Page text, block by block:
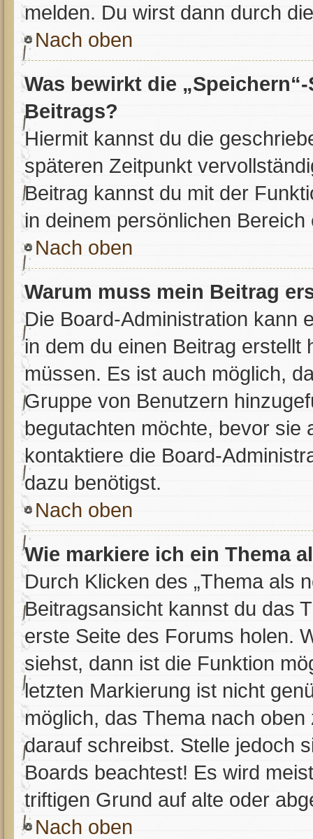
melden. Du wirst dann durch
Nach oben
Was bewirkt die
Beitrags?
Hiermit kannst du die
späteren Zeitpunkt
Beitrag kannst du mit der
in deinem persönlichen Bereich
Nach oben
Warum muss mein Beitrag
Die Board-Administration kann
in dem du einen Beitrag
müssen. Es ist auch möglich,
Gruppe von Benutzern
begutachten möchte, bevor sie
kontaktiere die Board-
dazu benötigst.
Nach oben
Wie markiere ich ein Thema
Durch Klicken des „Thema als
Beitragsansicht kannst du das
erste Seite des Forums holen.
siehst, dann ist die Funktion
letzten Markierung ist nicht
möglich, das Thema nach
darauf schreibst. Stelle jedoch
Boards beachtest! Es wird
triftigen Grund auf alte oder
Nach oben